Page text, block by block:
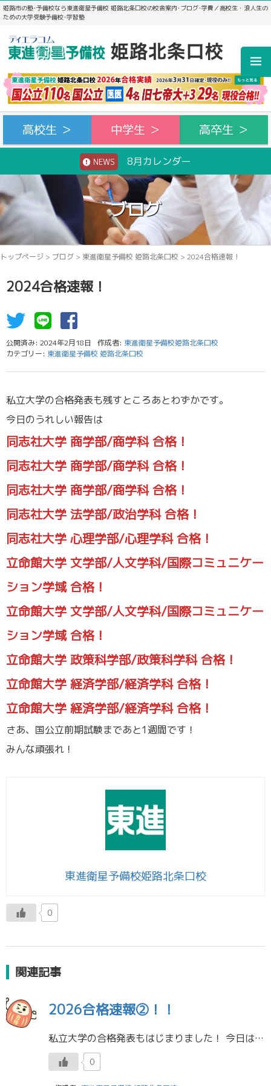
姫路市の塾･予備校なら東進衛星予備校 姫路北条口校の校舎案内･ブログ･学費／高校生・浪人生の
ための大学受験予備校･学習塾
高校生 ＞ 中学生 ＞ 高卒生 ＞
NEWS 8月カレンダー
ブログ
トップページ > ブログ > 東進衛星予備校 姫路北条口校 > 2024合格速報！
2024合格速報！
公開済み: 2024年2月18日 作成者: 東進衛星予備校姫路北条口校
カテゴリー: 東進衛星予備校 姫路北条口校
私立大学の合格発表も残すところあとわずかです。
今日のうれしい報告は
同志社大学 商学部/商学科 合格！
同志社大学 商学部/商学科 合格！
同志社大学 商学部/商学科 合格！
同志社大学 法学部/政治学科 合格！
同志社大学 心理学部/心理学科 合格！
立命館大学 文学部/人文学科/国際コミュニケー
ション学域 合格！
立命館大学 文学部/人文学科/国際コミュニケー
ション学域 合格！
立命館大学 政策科学部/政策科学科 合格！
立命館大学 経済学部/経済学科 合格！
立命館大学 経済学部/経済学科 合格！
さあ、国公立前期試験まであと1週間です！
みんな頑張れ！
東進衛星予備校姫路北条口校
0
関連記事
2026合格速報②！！
私立大学の合格発表もはじまりました！ 今日は関西学院、同志社です。 本日判明分です！ 姫路西から 同志社大学 理工学部 電気工学科 合格！姫路東から 同志社大学 経済学部 経済学科 合格！姫路東から 同志社大学 経済学部 […]
0